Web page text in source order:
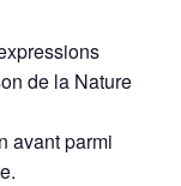
de la Nature
avant parmi